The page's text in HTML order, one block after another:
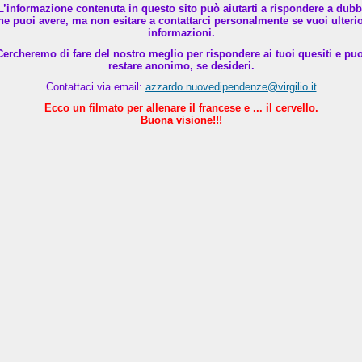
contenuta in questo sito può aiutarti a rispondere a
puoi avere, ma non esitare a contattarci personalmente se vuoi
informazioni.
di fare del nostro meglio per rispondere ai tuoi quesiti e
restare anonimo, se desideri.
Contattaci via email: azzardo.nuovedipendenze@virgilio.it
Ecco un filmato per allenare il francese e ... il cervello.
Buona visione!!!